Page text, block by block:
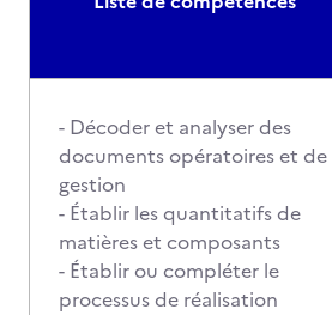
- Décoder et analyser des
documents opératoires et de
gestion
- Établir les quantitatifs de
matières et composants
- Établir ou compléter le
processus de réalisation